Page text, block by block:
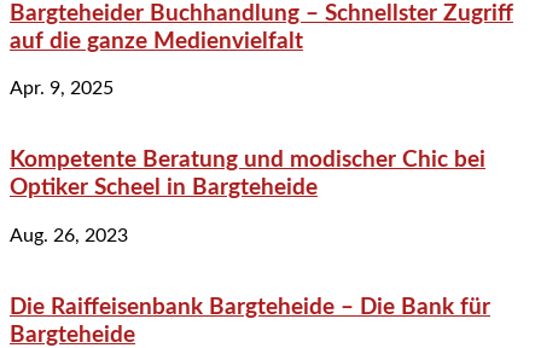
Bargteheider Buchhandlung – Schnellster Zugriff
auf die ganze Medienvielfalt
Apr. 9, 2025
Kompetente Beratung und modischer Chic bei
Optiker Scheel in Bargteheide
Aug. 26, 2023
Die Raiffeisenbank Bargteheide – Die Bank für
Bargteheide